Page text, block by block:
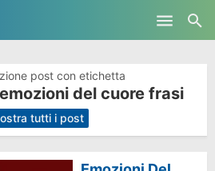
post con etichetta
del cuore frasi
tutti i post